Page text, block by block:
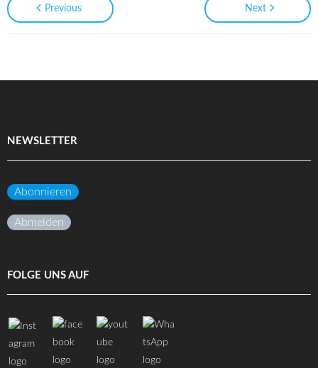
Previous Next
NEWSLETTER
Abonnieren
Abmelden
FOLGE UNS AUF